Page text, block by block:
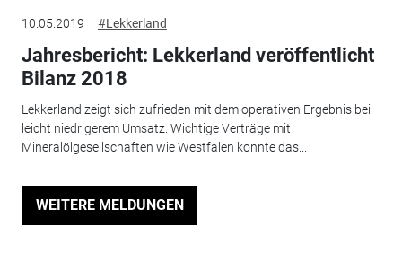
10.05.2019 #Lekkerland
Jahresbericht: Lekkerland veröffentlicht
Bilanz 2018
Lekkerland zeigt sich zufrieden mit dem operativen Ergebnis bei
leicht niedrigerem Umsatz. Wichtige Verträge mit
Mineralölgesellschaften wie Westfalen konnte das...
WEITERE MELDUNGEN